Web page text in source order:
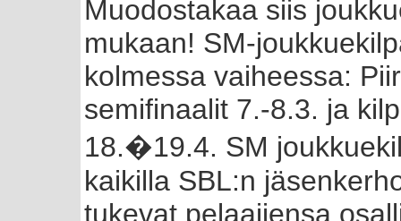
Muodostakaa siis
mukaan! SM-
kolmessa vaiheessa:
semifinaalit 7.-8.3. ja
18.�19.4. SM
kaikilla SBL:n
tukevat pelaajiensa